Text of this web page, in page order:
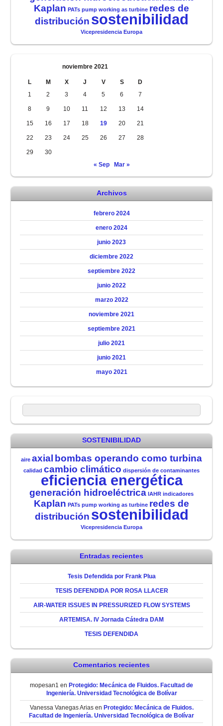
Kaplan PATs pump working as turbine redes de
distribución sostenibilidad
Vicepresidencia Europa
noviembre 2021
L M X J V S
D
1
2 3 4 5 6 7
8 9 10 11 12 13 14
15 16 17 18 19 20 21
22 23 24 25 26 27 28
29
30
« Sep
Mar »
Archivos
febrero 2024
enero 2024
junio 2023
diciembre 2022
septiembre 2022
junio 2022
marzo 2022
noviembre 2021
septiembre 2021
julio 2021
junio 2021
mayo 2021
SOSTENIBILIDAD
aire axial bombas operando como turbina
calidad cambio climático dispersión de contaminantes
eficiencia energética
generación hidroeléctrica IAHR indicadores
Kaplan PATs pump working as turbine redes de
distribución sostenibilidad
Vicepresidencia Europa
Entradas recientes
Tesis Defendida por Frank Plua
TESIS DEFENDIDA POR ROSA LLACER
AIR-WATER ISSUES IN PRESSURIZED FLOW SYSTEMS
ARTEMISA. IV Jornada Cátedra DAM
TESIS DEFENDIDA
Comentarios recientes
mopesan1 en Protegido: Mecánica de Fluidos. Facultad de
Ingeniería. Universidad Tecnológica de Bolívar
Vanessa Vanegas Ariasen Protegido: Mecánica de Fluidos.
Facultad de Ingeniería. Universidad Tecnológica de Bolívar